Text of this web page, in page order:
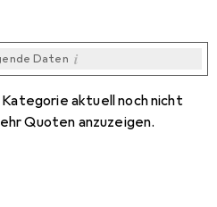
Daten i
aktuell noch nicht
Quoten anzuzeigen.